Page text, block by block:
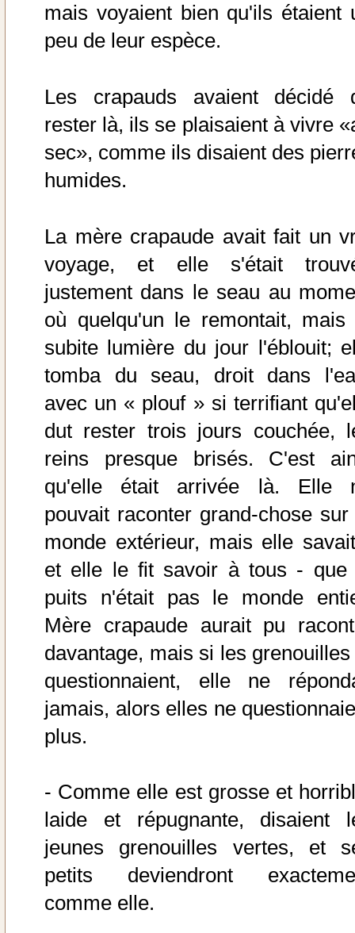
mais voyaient bien qu'ils étaient
peu de leur espèce.
Les crapauds avaient décidé
rester là, ils se plaisaient à vivre
sec», comme ils disaient des
humides.
La mère crapaude avait fait un
voyage, et elle s'était
justement dans le seau au
où quelqu'un le remontait, mais
subite lumière du jour l'éblouit;
tomba du seau, droit dans
avec un « plouf » si terrifiant
dut rester trois jours couchée,
reins presque brisés. C'est
qu'elle était arrivée là. Elle
pouvait raconter grand-chose sur
monde extérieur, mais elle
et elle le fit savoir à tous - que
puits n'était pas le monde
Mère crapaude aurait pu
davantage, mais si les
questionnaient, elle ne
jamais, alors elles ne
plus.
- Comme elle est grosse et
laide et répugnante, disaient
jeunes grenouilles vertes, et
petits deviendront
comme elle.